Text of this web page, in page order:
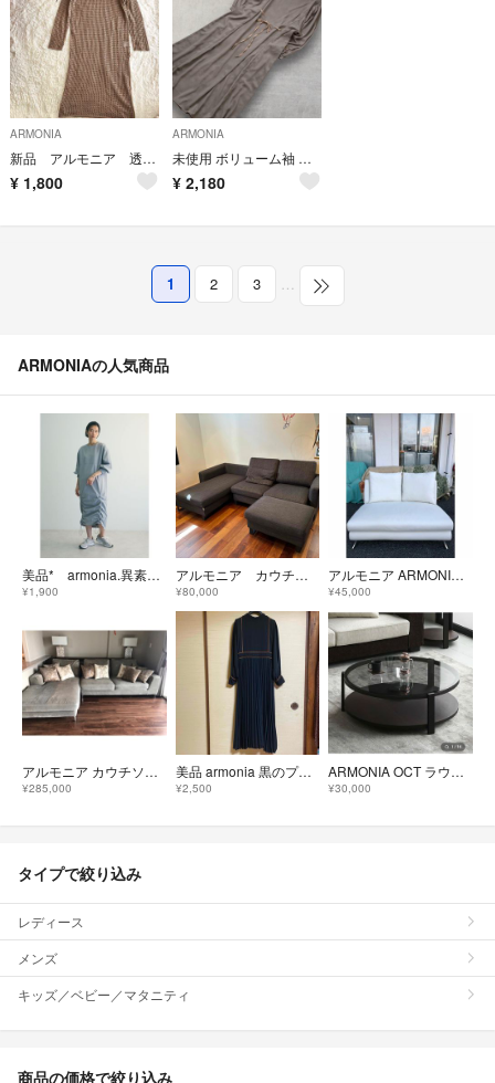
ARMONIA
新品 アルモニア 透かし編みニットワンピース 左スリットベージュ ブラウン F
¥ 1,800
ARMONIA
未使用 ボリューム袖 ロングワンピース ウエストリボン きれいめ ゆったり
¥ 2,180
1 2 3 …
ARMONIAの人気商品
美品* armonia.異素材シャーリングワンピース
¥1,900
アルモニア カウチソファ NUBE
¥80,000
アルモニア ARMONIA 2Pソファ PUホワイト
¥45,000
アルモニア カウチソファ
¥285,000
美品 armonia 黒のプリーツワンピース フリーサイズ
¥2,500
ARMONIA OCT ラウンドテーブル アルモニア
¥30,000
タイプで絞り込み
レディース
メンズ
キッズ／ベビー／マタニティ
商品の価格で絞り込み